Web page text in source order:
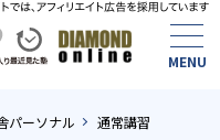
パーソナル 通常講習